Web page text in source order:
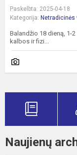
Paskelbta: 2025-04-18
Kategorija: Netradicinės
Balandžio 18 dieną, 1-
kalbos ir fizi...
Naujienų